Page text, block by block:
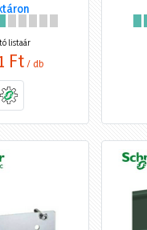
listaár
Ft / db